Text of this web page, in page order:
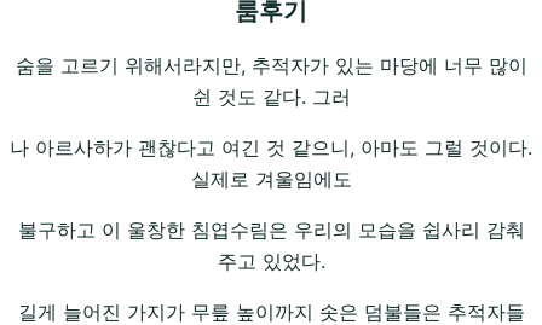
룸후기
숨을 고르기 위해서라지만, 추적자가 있는 마당에 너무 많이
쉰 것도 같다. 그러
나 아르사하가 괜찮다고 여긴 것 같으니, 아마도 그럴 것이다.
실제로 겨울임에도
불구하고 이 울창한 침엽수림은 우리의 모습을 쉽사리 감춰
주고 있었다.
길게 늘어진 가지가 무릎 높이까지 솟은 덤불들은 추적자들